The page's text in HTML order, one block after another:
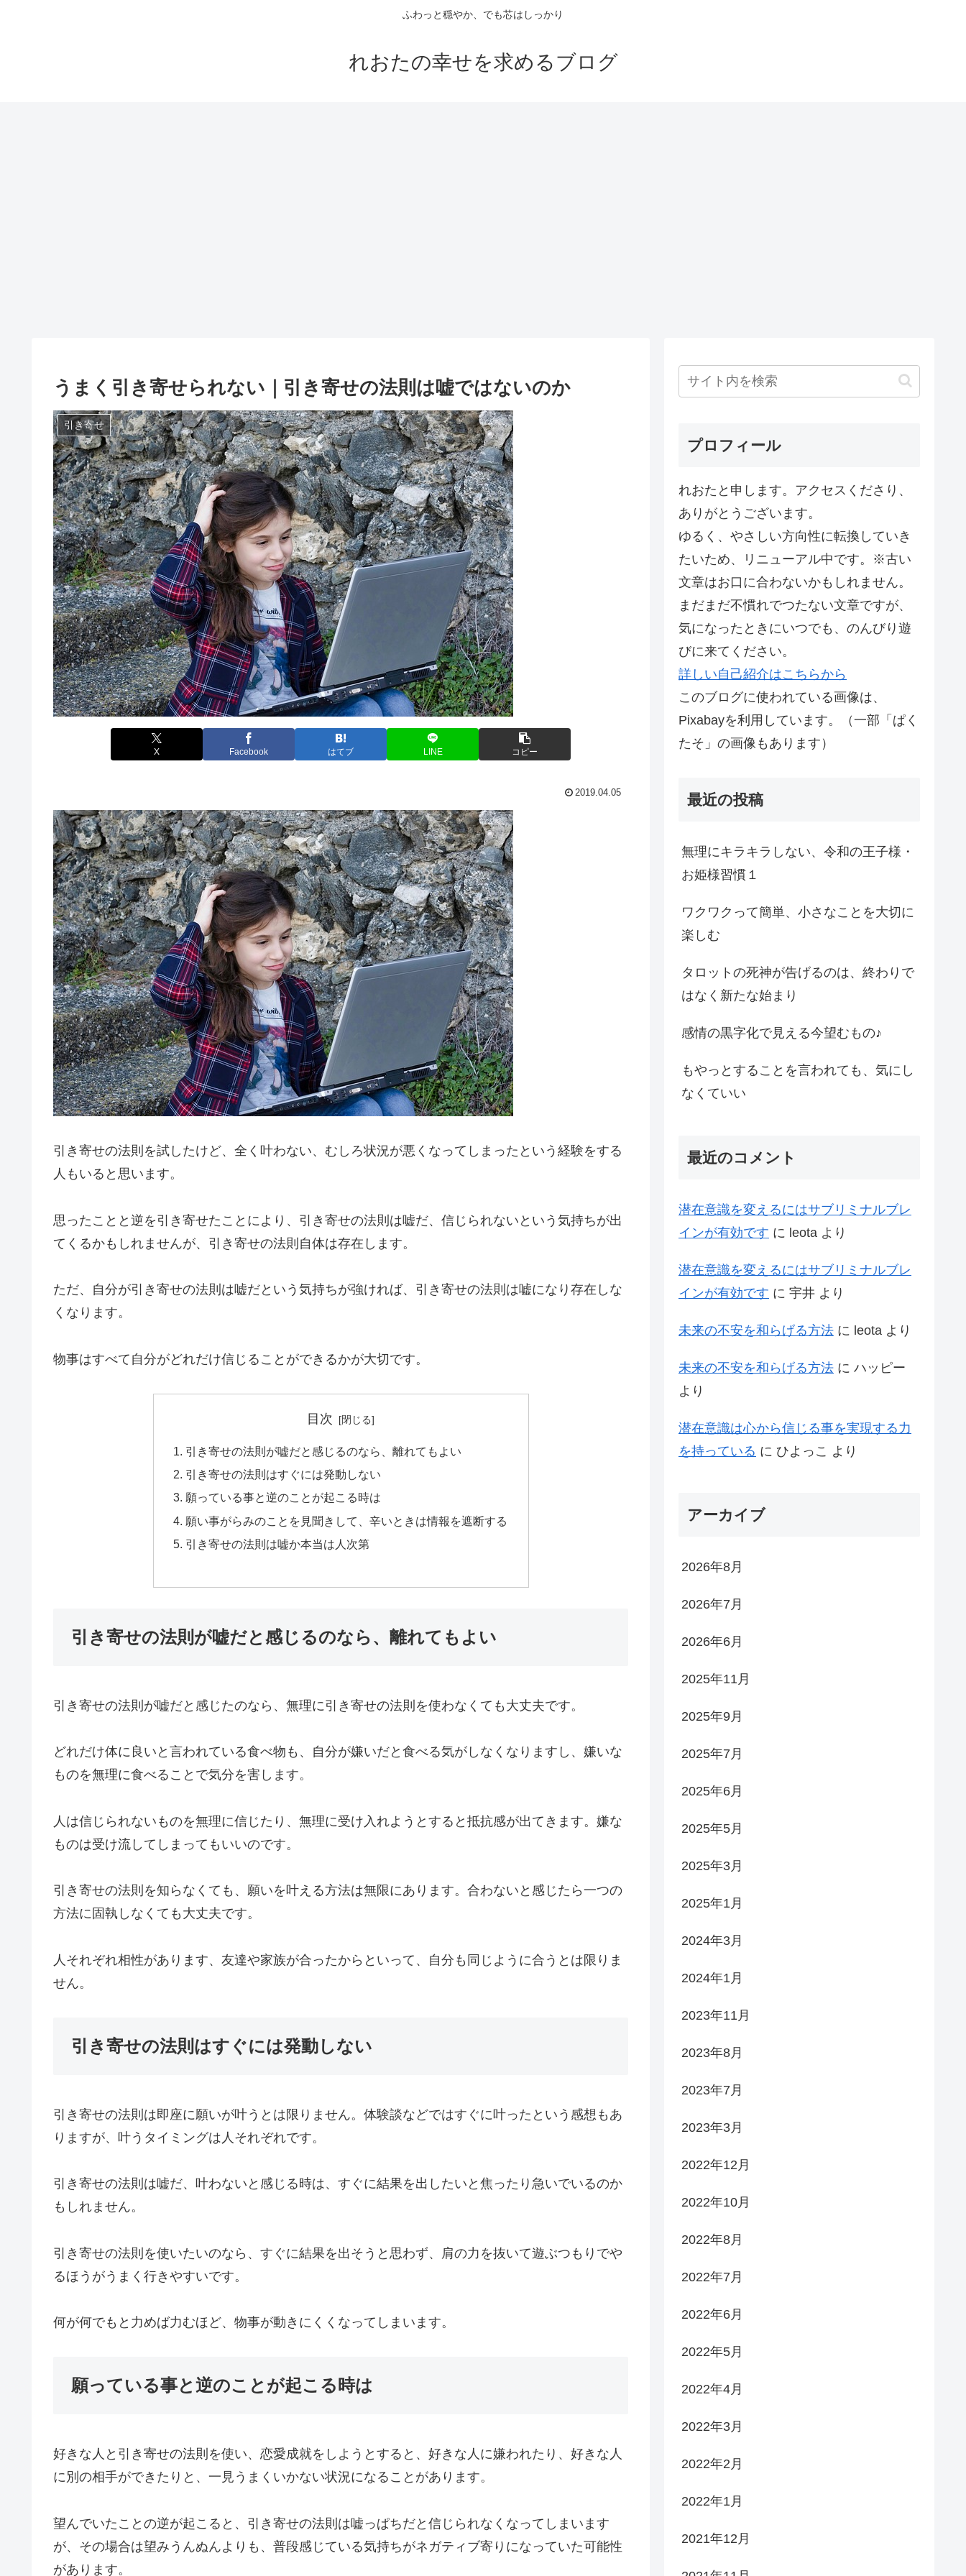
ふわっと穏やか、でも芯はしっかり
れおたの幸せを求めるブログ
うまく引き寄せられない｜引き寄せの法則は嘘ではないのか
引き寄せ
X Facebook はてブ LINE コピー
2019.04.05
引き寄せの法則を試したけど、全く叶わない、むしろ状況が悪くなってしまったという経験をする
人もいると思います。
思ったことと逆を引き寄せたことにより、引き寄せの法則は嘘だ、信じられないという気持ちが出
てくるかもしれませんが、引き寄せの法則自体は存在します。
ただ、自分が引き寄せの法則は嘘だという気持ちが強ければ、引き寄せの法則は嘘になり存在しな
くなります。
物事はすべて自分がどれだけ信じることができるかが大切です。
目次
引き寄せの法則が嘘だと感じるのなら、離れてもよい
引き寄せの法則はすぐには発動しない
願っている事と逆のことが起こる時は
願い事がらみのことを見聞きして、辛いときは情報を遮断する
引き寄せの法則は嘘か本当は人次第
引き寄せの法則が嘘だと感じるのなら、離れてもよい
引き寄せの法則が嘘だと感じたのなら、無理に引き寄せの法則を使わなくても大丈夫です。
どれだけ体に良いと言われている食べ物も、自分が嫌いだと食べる気がしなくなりますし、嫌いな
ものを無理に食べることで気分を害します。
人は信じられないものを無理に信じたり、無理に受け入れようとすると抵抗感が出てきます。嫌な
ものは受け流してしまってもいいのです。
引き寄せの法則を知らなくても、願いを叶える方法は無限にあります。合わないと感じたら一つの
方法に固執しなくても大丈夫です。
人それぞれ相性があります、友達や家族が合ったからといって、自分も同じように合うとは限りま
せん。
引き寄せの法則はすぐには発動しない
引き寄せの法則は即座に願いが叶うとは限りません。体験談などではすぐに叶ったという感想もあ
りますが、叶うタイミングは人それぞれです。
引き寄せの法則は嘘だ、叶わないと感じる時は、すぐに結果を出したいと焦ったり急いでいるのか
もしれません。
引き寄せの法則を使いたいのなら、すぐに結果を出そうと思わず、肩の力を抜いて遊ぶつもりでや
るほうがうまく行きやすいです。
何が何でもと力めば力むほど、物事が動きにくくなってしまいます。
願っている事と逆のことが起こる時は
好きな人と引き寄せの法則を使い、恋愛成就をしようとすると、好きな人に嫌われたり、好きな人
に別の相手ができたりと、一見うまくいかない状況になることがあります。
望んでいたことの逆が起こると、引き寄せの法則は嘘っぱちだと信じられなくなってしまいます
が、その場合は望みうんぬんよりも、普段感じている気持ちがネガティブ寄りになっていた可能性
があります。
プロフィール
れおたと申します。アクセスくださり、
ありがとうございます。
ゆるく、やさしい方向性に転換していき
たいため、リニューアル中です。※古い
文章はお口に合わないかもしれません。
まだまだ不慣れでつたない文章ですが、
気になったときにいつでも、のんびり遊
びに来てください。
詳しい自己紹介はこちらから
このブログに使われている画像は、
Pixabayを利用しています。（一部「ぱく
たそ」の画像もあります）
最近の投稿
無理にキラキラしない、令和の王子様・
お姫様習慣１
ワクワクって簡単、小さなことを大切に
楽しむ
タロットの死神が告げるのは、終わりで
はなく新たな始まり
感情の黒字化で見える今望むもの♪
もやっとすることを言われても、気にし
なくていい
最近のコメント
潜在意識を変えるにはサブリミナルブレ
インが有効です に leota より
潜在意識を変えるにはサブリミナルブレ
インが有効です に 宇井 より
未来の不安を和らげる方法 に leota より
未来の不安を和らげる方法 に ハッピー
より
潜在意識は心から信じる事を実現する力
を持っている に ひよっこ より
アーカイブ
2026年8月
2026年7月
2026年6月
2025年11月
2025年9月
2025年7月
2025年6月
2025年5月
2025年3月
2025年1月
2024年3月
2024年1月
2023年11月
2023年8月
2023年7月
2023年3月
2022年12月
2022年10月
2022年8月
2022年7月
2022年6月
2022年5月
2022年4月
2022年3月
2022年2月
2022年1月
2021年12月